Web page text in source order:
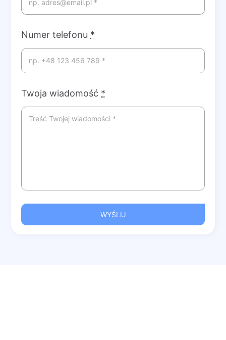
Numer telefonu *
Twoja wiadomość *
WYŚLIJ